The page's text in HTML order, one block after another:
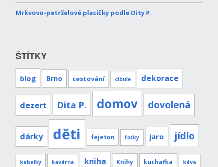
Mrkvovo-petrželové placičky podle Dity P.
ŠTÍTKY
blog Brno cestování cibule dekorace
dezert Dita P. domov dovolená
dárky děti fejeton fotky jaro jídlo
kabelky kavárna kniha Knihy kuchařka káva